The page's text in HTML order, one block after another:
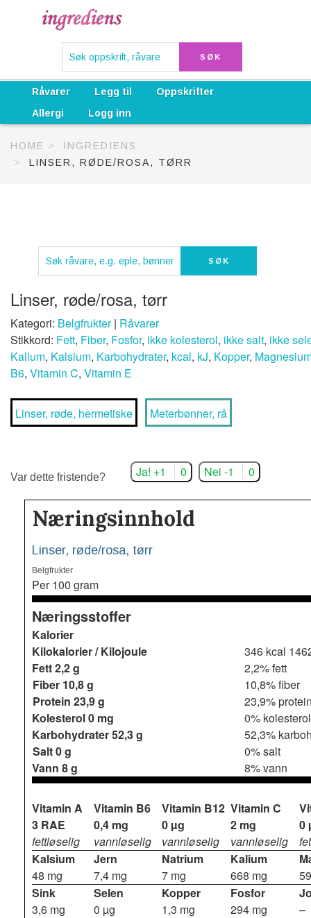
Råvarer Legg til
Oppskrifter
Allergi
Logg inn
HOME
INGREDIENS
LINSER, RØDE/ROSA, TØRR
Linser, røde/rosa, tørr
Kategori: Belgfrukter| Råvarer
Stikkord: Fett, Fiber, Fosfor, ikke kolesterol, ikke salt, ikke
Kalium, Kalsium, Karbohydrater, kcal, kJ, Kopper,
B6, Vitamin C, Vitamin E
Linser, røde, hermetiske Meterbønner, rå
Var dette fristende? Ja! +1 0 Nei -1 0
Næringsinnhold
Linser, røde/rosa, tørr
Belgfrukter
Per 100 gram
Næringsstoffer
Kalorier
Kilokalorier / Kilojoule
346 kcal
Fett2,2 g
2,2% fett
Fiber 10,8 g
10,8% fiber
Protein 23,9 g
23,9%
Kolesterol0 mg
0% kolesterol
Karbohydrater52,3 g
52,3%
Salt0 g
0% salt
Vann 8 g 8% vann
Vitamin A
3 RAE
fettløselig
Vitamin B6
0,4 mg
vannløselig
Vitamin B12
0 µg
vannløselig
Vitamin C
2 mg
vannløselig
0
Kalsium
48 mg
Jern
7,4 mg
Natrium
7 mg
Kalium
668 mg
Sink
3,6 mg
Selen
0 µg
Kopper
1,3 mg
Fosfor
294 mg
–